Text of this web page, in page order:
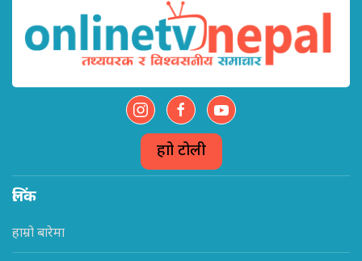
हाम्रो टोली
लिंक
हाम्रो बारेमा